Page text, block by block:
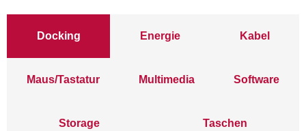
Docking Energie Kabel
Maus/Tastatur Multimedia Software
Storage Taschen